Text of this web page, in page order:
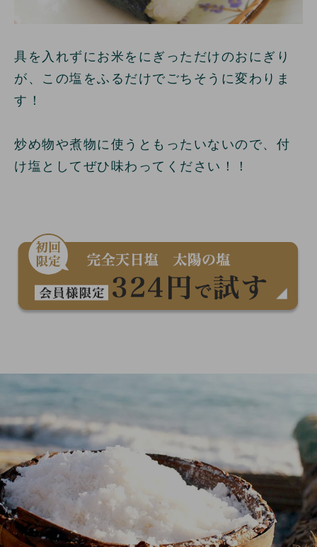
具を入れずにお米をにぎっただけのおにぎり
が、この塩をふるだけでごちそうに変わりま
す！
炒め物や煮物に使うともったいないので、付
け塩としてぜひ味わってください！！